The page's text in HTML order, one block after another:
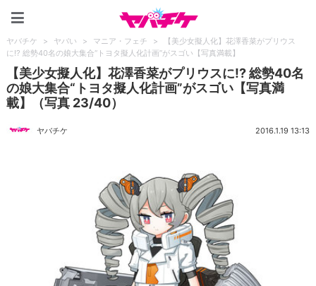
ヤバチケ > ヤバい > マニア・フェチ >
【美少女擬人化】花澤香菜がプリウス
に!? 総勢40名の娘大集合“トヨタ擬人化計画”がスゴい【写真満載】
【美少女擬人化】花澤香菜がプリウスに!? 総勢40名
の娘大集合“トヨタ擬人化計画”がスゴい【写真満
載】（写真 23/40）
ヤバチケ 2016.1.19 13:13